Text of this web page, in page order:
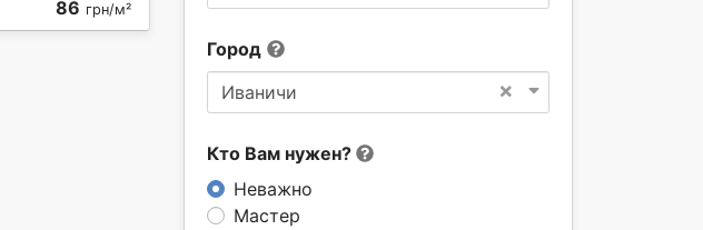
Город
×
Иваничи
Кто Вам нужен?
Неважно
Мастер
86 грн/м²